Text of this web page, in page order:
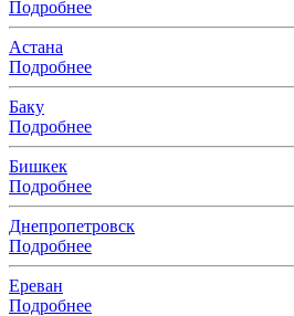
Подробнее
Астана
Подробнее
Баку
Подробнее
Бишкек
Подробнее
Днепропетровск
Подробнее
Ереван
Подробнее